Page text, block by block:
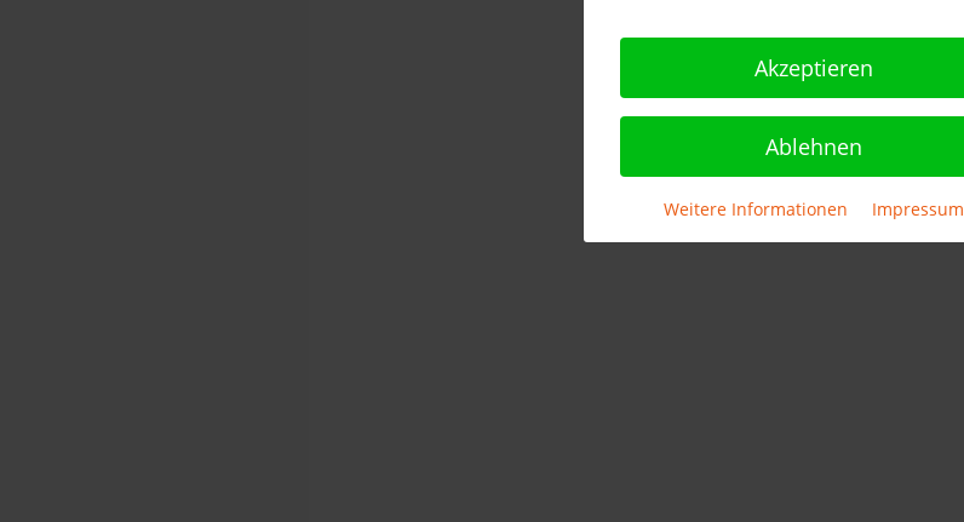
Akzeptieren
Ablehnen
Weitere Informationen Impressum